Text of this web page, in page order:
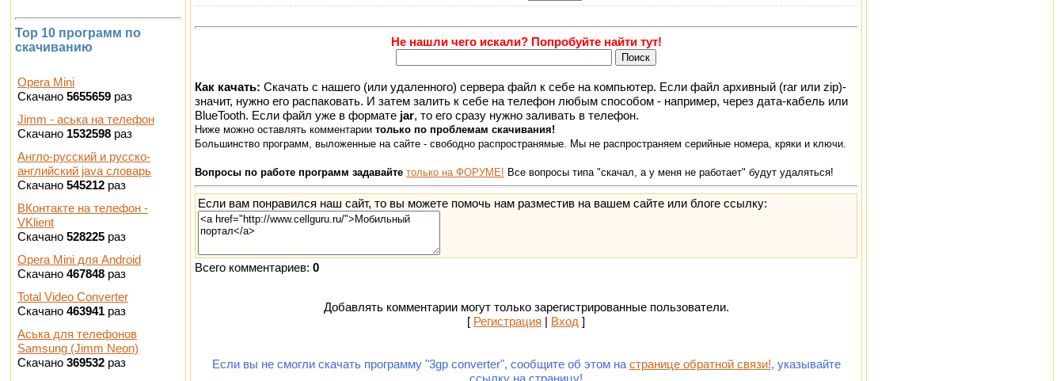
Top 10 программ по
скачиванию
Opera Mini
Скачано 5655659 раз
Jimm - аська на телефон
Скачано 1532598 раз
Англо-русский и русско-
английский java словарь
Скачано 545212 раз
ВКонтакте на телефон -
VKlient
Скачано 528225 раз
Opera Mini для Android
Скачано 467848 раз
Total Video Converter
Скачано 463941 раз
Аська для телефонов
Samsung (Jimm Neon)
Скачано 369532 раз
Не нашли чего искали? Попробуйте найти тут!
Как качать: Скачать с нашего (или удаленного) сервера файл к себе на компьютер. Если файл архивный (rar или zip)-
значит, нужно его распаковать. И затем залить к себе на телефон любым способом - например, через дата-кабель или
BlueTooth. Если файл уже в формате jar, то его сразу нужно заливать в телефон.
Ниже можно оставлять комментарии только по проблемам скачивания!
Большинство программ, выложенные на сайте - свободно распространямые. Мы не распространяем серийные номера, кряки и ключи.
Вопросы по работе программ задавайте только на ФОРУМЕ! Все вопросы типа "скачал, а у меня не работает" будут удаляться!
Если вам понравился наш сайт, то вы можете помочь нам разместив на вашем сайте или блоге ссылку:
Всего комментариев: 0
Добавлять комментарии могут только зарегистрированные пользователи.
[ Регистрация Вход ]
Если вы не смогли скачать программу "3gp converter", сообщите об этом настранице обратной связи!, указывайте